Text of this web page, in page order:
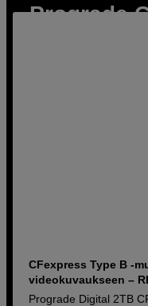
Prograde
CFexpress Type B -
videokuvaukseen –
Prograde Digital 2TB